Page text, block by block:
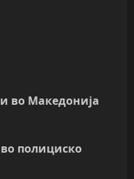
во Македонија
полициско